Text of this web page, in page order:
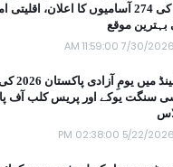
11) کی 274 آسامیوں کا اعلان،
بہترین موقع
7/30/2026 11:59:00 AM
سنگت یوکے اور پریس کلب آف
5/22/2026 02:38:00 PM